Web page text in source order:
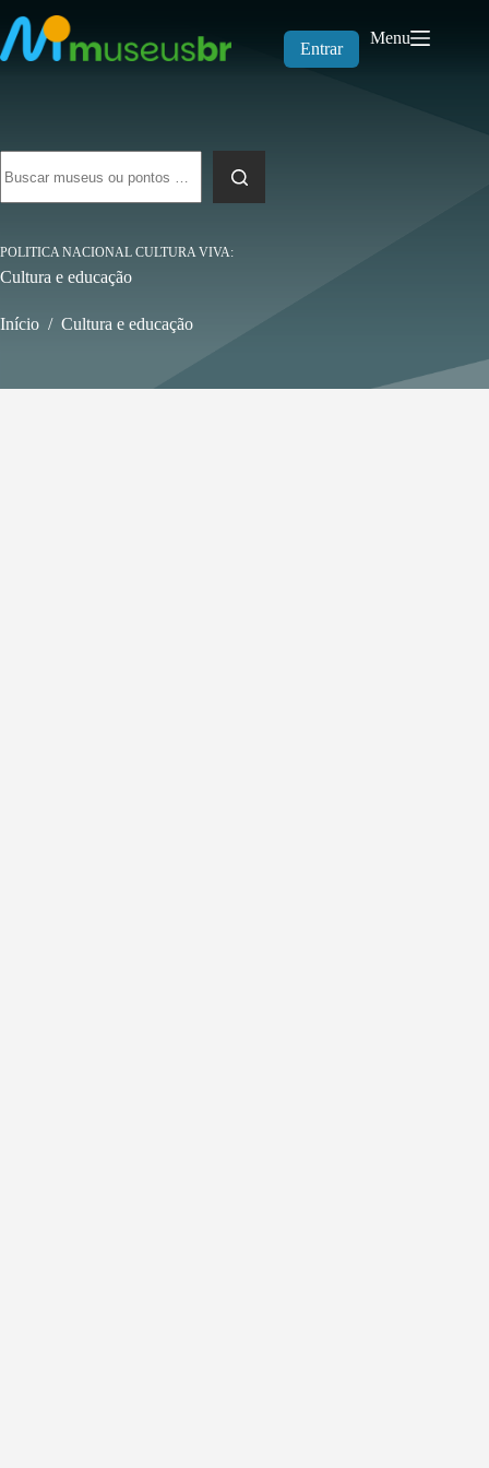
para
o
conteúdo
Entrar
Menu
resultados
POLITICA NACIONAL CULTURA VIVA
Cultura e educação
Início / Cultura e educação